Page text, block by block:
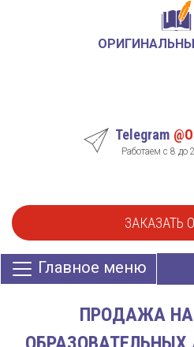
Telegram
Работаем с 8 до
ЗАКАЗАТЬ
Главное меню
ПРОДАЖА